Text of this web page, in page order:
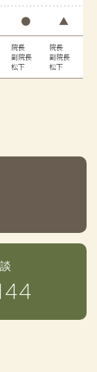
● ▲
院長
副院長
松下
院長
副院長
松下